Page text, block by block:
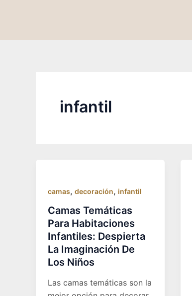
infantil
camas, decoración, infantil
Camas Temáticas
Para Habitaciones
Infantiles: Despierta
La Imaginación De
Los Niños
Las camas temáticas son la